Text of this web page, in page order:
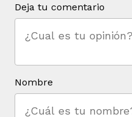
Deja tu comentario
Nombre